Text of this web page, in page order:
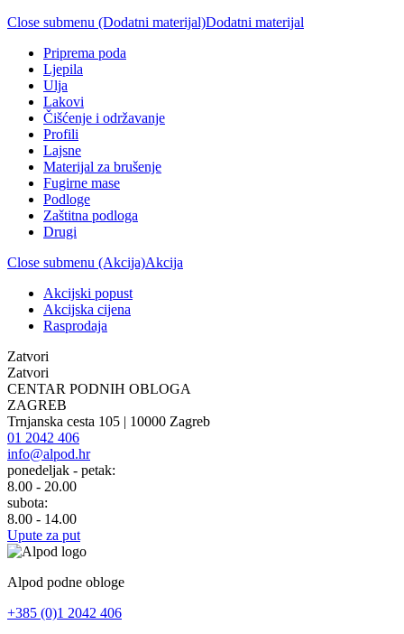
Close submenu (Dodatni materijal)Dodatni materijal
Priprema poda
Ljepila
Ulja
Lakovi
Čišćenje i održavanje
Profili
Lajsne
Materijal za brušenje
Fugirne mase
Podloge
Zaštitna podloga
Drugi
Close submenu (Akcija)Akcija
Akcijski popust
Akcijska cijena
Rasprodaja
Zatvori
Zatvori
CENTAR PODNIH OBLOGA
ZAGREB
Trnjanska cesta 105 | 10000 Zagreb
01 2042 406
info@alpod.hr
ponedeljak - petak:
8.00 - 20.00
subota:
8.00 - 14.00
Upute za put
Alpod podne obloge
+385 (0)1 2042 406